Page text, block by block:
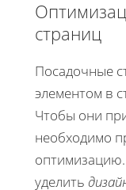
страниц
Посадочные
элементом в
Чтобы они
необходимо
уделить